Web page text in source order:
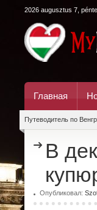
2026 augusztus 7,
Главная
Путеводитель по
В
Опубликовал: